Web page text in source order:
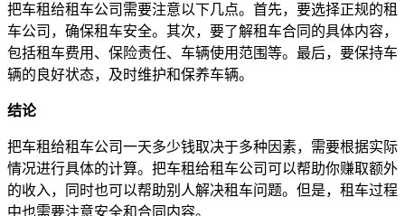
把车租给租车公司需要注意以下几点。首先，要选择正规的租
车公司，确保租车安全。其次，要了解租车合同的具体内容，
包括租车费用、保险责任、车辆使用范围等。最后，要保持车
辆的良好状态，及时维护和保养车辆。
结论
把车租给租车公司一天多少钱取决于多种因素，需要根据实际
情况进行具体的计算。把车租给租车公司可以帮助你赚取额外
的收入，同时也可以帮助别人解决租车问题。但是，租车过程
中也需要注意安全和合同内容。